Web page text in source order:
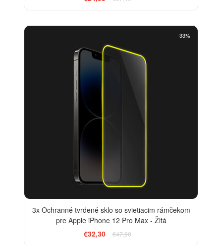
-33%
3x Ochranné tvrdené sklo so svietiacim rámčekom
pre Apple iPhone 12 Pro Max - Žltá
€32,30
€47,90